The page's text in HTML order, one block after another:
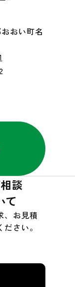
おい町名
談
て
、お見積
さい。